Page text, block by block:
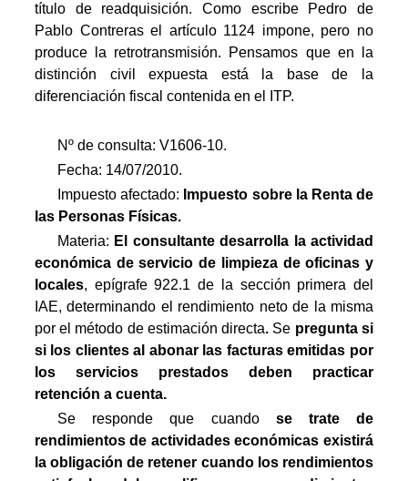
título de readquisición. Como escribe Pedro de
Pablo Contreras el artículo 1124 impone, pero no
produce la retrotransmisión. Pensamos que en la
distinción civil expuesta está la base de la
diferenciación fiscal contenida en el ITP.
Nº de consulta: V1606-10.
Fecha: 14/07/2010.
Impuesto afectado: Impuesto sobre la Renta de
las Personas Físicas.
Materia: El consultante desarrolla la actividad
económica de servicio de limpieza de oficinas y
locales, epígrafe 922.1 de la sección primera del
IAE, determinando el rendimiento neto de la misma
por el método de estimación directa.  Se pregunta si
si los clientes al abonar las facturas emitidas por
los servicios prestados deben practicar
retención a cuenta.
Se responde que cuando se trate de
rendimientos de actividades económicas existirá
la obligación de retener cuando los rendimientos